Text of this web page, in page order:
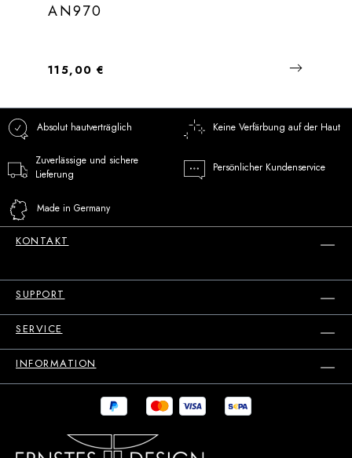
AN970
Regulärer Preis:
115,00 €
Absolut hautverträglich Keine Verfärbung auf der Haut
Zuverlässige und sichere
Lieferung
Persönlicher Kundenservice
Made in Germany
KONTAKT
SUPPORT
SERVICE
INFORMATION